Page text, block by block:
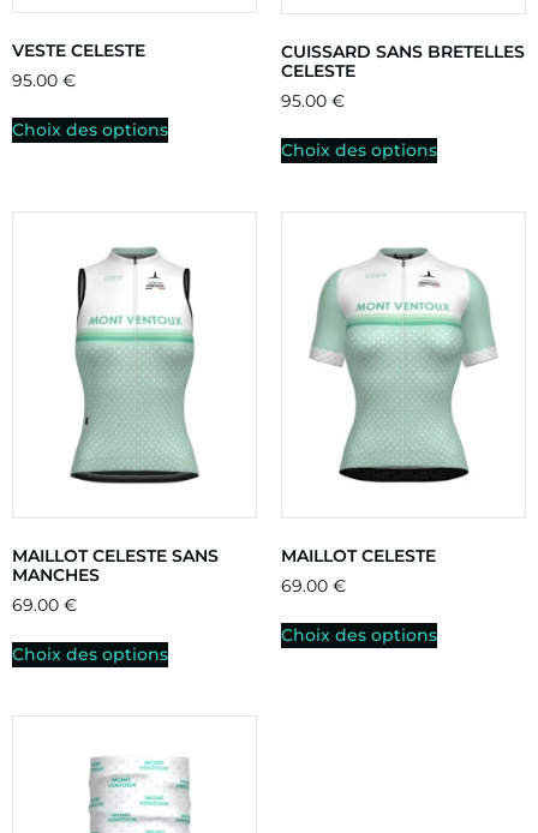
VESTE CELESTE
95.00 €
Choix des options
CUISSARD SANS BRETELLES
CELESTE
95.00 €
Choix des options
MAILLOT CELESTE SANS
MANCHES
69.00 €
Choix des options
MAILLOT CELESTE
69.00 €
Choix des options